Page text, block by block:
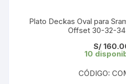
Plato Deckas Oval para
Offset 30-32-
S/
10
CÓDIGO: